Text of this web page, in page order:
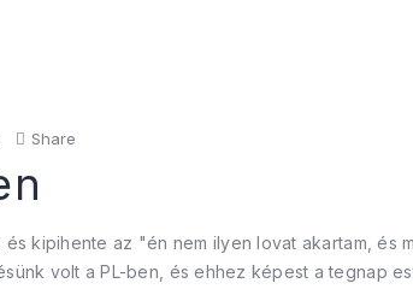
Share
és kipihente az "én nem ilyen lovat akartam,
volt a PL-ben, és ehhez képest a tegnap